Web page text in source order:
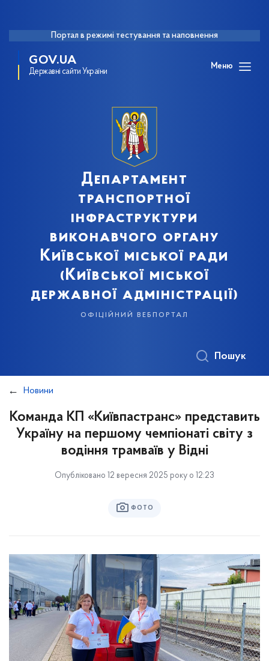
Портал в режимі тестування та наповнення
GOV.UA
Державні сайти України
Меню
Департамент
транспортної
інфраструктури
виконавчого органу
Київської міської ради
(Київської міської
державної адміністрації)
офіційний вебпортал
Пошук
Новини
Команда КП «Київпастранс» представить
Україну на першому чемпіонаті світу з
водіння трамваїв у Відні
Опубліковано 12 вересня 2025 року о 12:23
ФОТО